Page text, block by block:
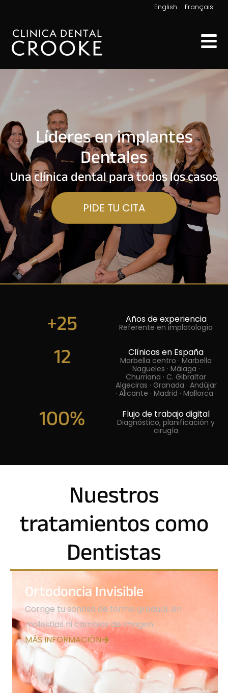
English Français
Líderes en implantes
Dentales
Una clínica dental para todos los casos
PIDE TU CITA
+25 Años de experiencia
Referente en implatología
12 Clínicas en España
Marbella centro · Marbella
Nagüeles · Málaga ·
Churriana · C. Gibraltar
Algeciras · Granada · Andújar
· Alicante · Madrid · Mallorca ·
100% Flujo de trabajo digital
Diagnóstico, planificación y
cirugía
Nuestros
tratamientos como
Dentistas
Ortodoncia Invisible
Corrige tu sonrisa de forma gradual, sin
molestias ni cambios de imagen
MÁS INFORMACIÓN